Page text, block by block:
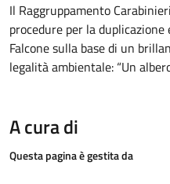
Il Raggruppamento
procedure per la
Falcone sulla base di un
legalità ambientale: “Un
A cura di
Questa pagina è gestita da